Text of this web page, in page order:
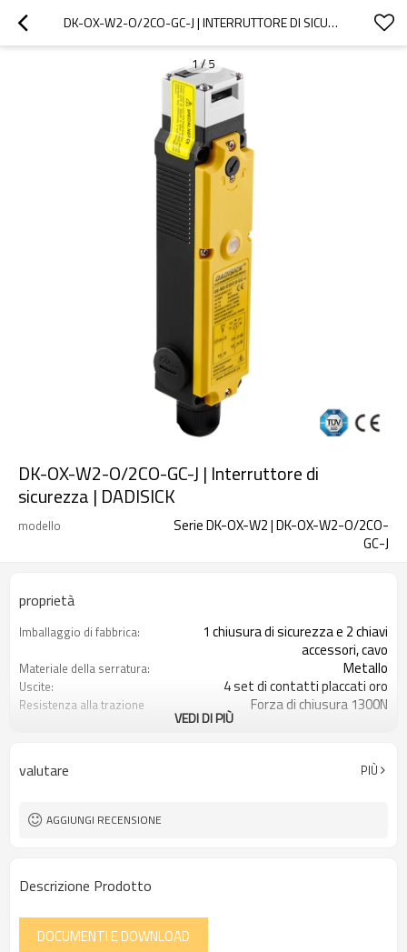
DK-OX-W2-O/2CO-GC-J | INTERRUTTORE DI SICUREZZA | DADISICK
1/5
DK-OX-W2-O/2CO-GC-J | Interruttore di
sicurezza | DADISICK
modello
Serie DK-OX-W2 | DK-OX-W2-O/2CO-
GC-J
proprietà
Imballaggio di fabbrica:
1 chiusura di sicurezza e 2 chiavi
accessori, cavo
Materiale della serratura: Metallo
Uscite: 4 set di contatti placcati oro
Resistenza alla trazione
Forza di chiusura 1300N
sblocco posteriore:
Spia luminosa+sblocco di emergenza
Monitoraggio della
serratura:
VEDI DI PIÙ
valutare PIÙ
AGGIUNGI RECENSIONE
Descrizione Prodotto
DOCUMENTI E DOWNLOAD